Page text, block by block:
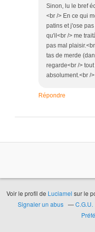
Sinon, lu le bref
<br /> En ce qui
patins et j'ose
qu'il<br /> me
pas mal
tas de merde
regarde<br />
absolument.<br /
Répondre
Voir le profil de Luciamel sur le
Signaler un abus
C.G.U.